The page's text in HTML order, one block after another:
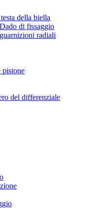
della biella
di fissaggio
radiali
pistone
del differenziale